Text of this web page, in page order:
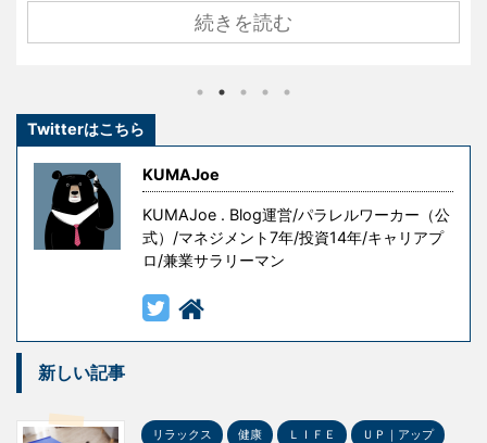
ている創業者たちも、ずっと順風満帆な人生を送って
ただし授業料が高すぎる 』というものです。 失敗はコ
意味がありますが、無意味な ...
続きを読む
Twitterはこちら
KUMAJoe
KUMAJoe . Blog運営/パラレルワーカー（公
式）/マネジメント7年/投資14年/キャリアプ
ロ/兼業サラリーマン
新しい記事
リラックス 健康 ＬＩＦＥ ＵＰ｜アップ